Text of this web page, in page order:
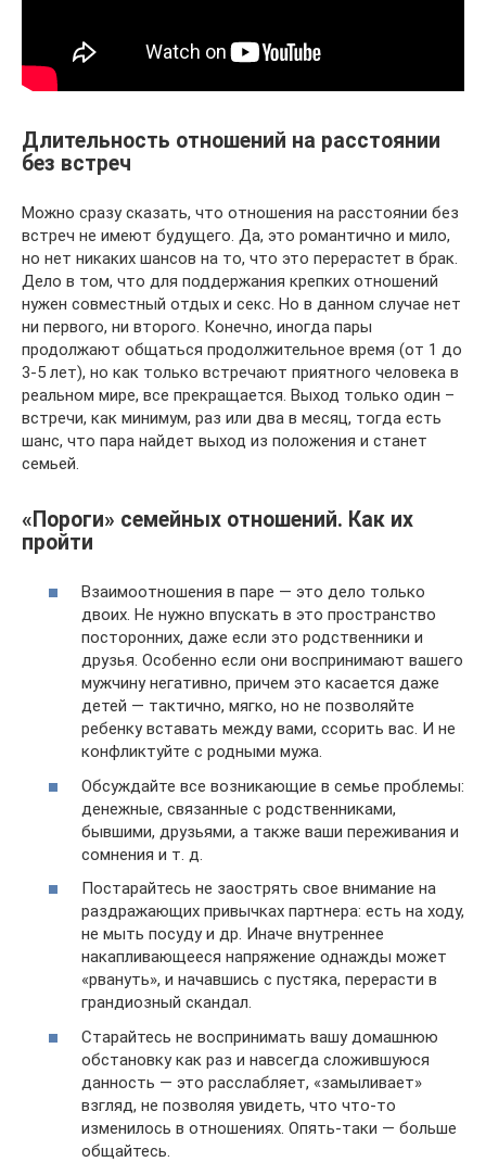
Длительность отношений на расстоянии
без встреч
Можно сразу сказать, что отношения на расстоянии без
встреч не имеют будущего. Да, это романтично и мило,
но нет никаких шансов на то, что это перерастет в брак.
Дело в том, что для поддержания крепких отношений
нужен совместный отдых и секс. Но в данном случае нет
ни первого, ни второго. Конечно, иногда пары
продолжают общаться продолжительное время (от 1 до
3-5 лет), но как только встречают приятного человека в
реальном мире, все прекращается. Выход только один –
встречи, как минимум, раз или два в месяц, тогда есть
шанс, что пара найдет выход из положения и станет
семьей.
«Пороги» семейных отношений. Как их
пройти
Взаимоотношения в паре — это дело только
двоих. Не нужно впускать в это пространство
посторонних, даже если это родственники и
друзья. Особенно если они воспринимают вашего
мужчину негативно, причем это касается даже
детей — тактично, мягко, но не позволяйте
ребенку вставать между вами, ссорить вас. И не
конфликтуйте с родными мужа.
Обсуждайте все возникающие в семье проблемы:
денежные, связанные с родственниками,
бывшими, друзьями, а также ваши переживания и
сомнения и т. д.
Постарайтесь не заострять свое внимание на
раздражающих привычках партнера: есть на ходу,
не мыть посуду и др. Иначе внутреннее
накапливающееся напряжение однажды может
«рвануть», и начавшись с пустяка, перерасти в
грандиозный скандал.
Старайтесь не воспринимать вашу домашнюю
обстановку как раз и навсегда сложившуюся
данность — это расслабляет, «замыливает»
взгляд, не позволяя увидеть, что что-то
изменилось в отношениях. Опять-таки — больше
общайтесь.